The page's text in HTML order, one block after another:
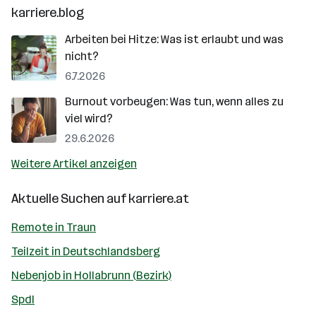
karriere.blog
Arbeiten bei Hitze: Was ist erlaubt und was
nicht?
6.7.2026
Burnout vorbeugen: Was tun, wenn alles zu
viel wird?
29.6.2026
Weitere Artikel anzeigen
Aktuelle Suchen aufkarriere.at
Remote in Traun
Teilzeit in Deutschlandsberg
Nebenjob in Hollabrunn (Bezirk)
Spdl